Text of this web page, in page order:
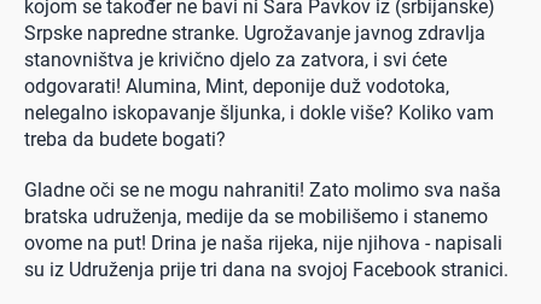
kojom se također ne bavi ni Sara Pavkov iz (srbijanske)
Srpske napredne stranke. Ugrožavanje javnog zdravlja
stanovništva je krivično djelo za zatvora, i svi ćete
odgovarati! Alumina, Mint, deponije duž vodotoka,
nelegalno iskopavanje šljunka, i dokle više? Koliko vam
treba da budete bogati?
Gladne oči se ne mogu nahraniti! Zato molimo sva naša
bratska udruženja, medije da se mobilišemo i stanemo
ovome na put! Drina je naša rijeka, nije njihova - napisali
su iz Udruženja prije tri dana na svojoj Facebook stranici.